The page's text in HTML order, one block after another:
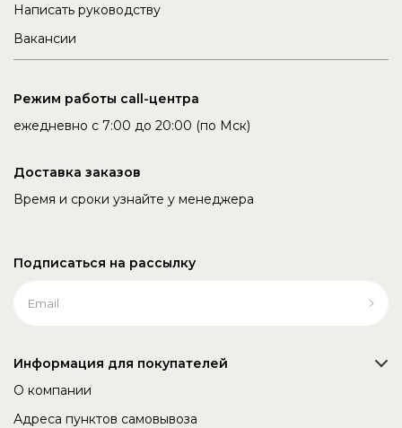
Написать руководству
Вакансии
Режим работы call-центра
ежедневно с 7:00 до 20:00 (по Мск)
Доставка заказов
Время и сроки узнайте у менеджера
Подписаться на рассылку
Информация для покупателей
О компании
Адреса пунктов самовывоза